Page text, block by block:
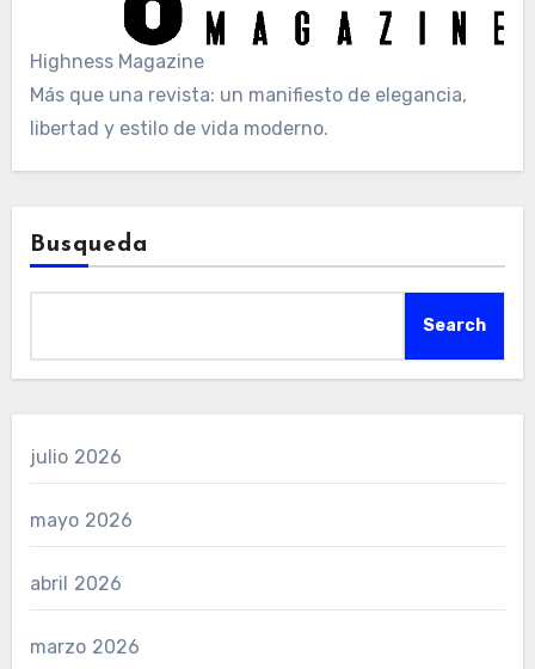
Highness Magazine
Más que una revista: un manifiesto de elegancia,
libertad y estilo de vida moderno.
Busqueda
Search
julio 2026
mayo 2026
abril 2026
marzo 2026